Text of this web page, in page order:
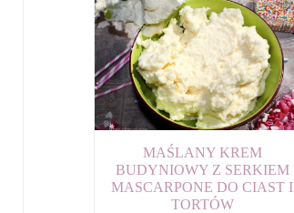
MAŚLANY KREM
BUDYNIOWY Z SERKIEM
MASCARPONE DO CIAST I
TORTÓW